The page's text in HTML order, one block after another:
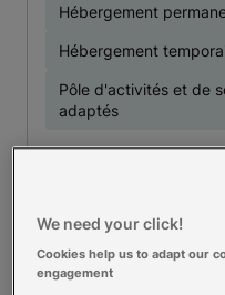
Hébergement
Hébergement
Pôle d'activités et de
adaptés
ET D'ORIENTATION
MINEURS NON
ACCOMPAGNES
LIBOURNE
We need your click!
Cookies help us to adapt our
engagement